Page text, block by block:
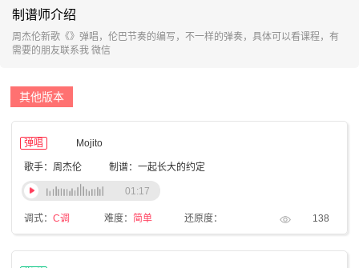
制谱师介绍
周杰伦新歌《》弹唱，伦巴节奏的编写，不一样的弹奏，具体可以看课程，有
需要的朋友联系我 微信
其他版本
弹唱 Mojito
歌手：周杰伦 制谱：一起长大的约定
调式： C调 难度： 简单 还原度： 138
01:17